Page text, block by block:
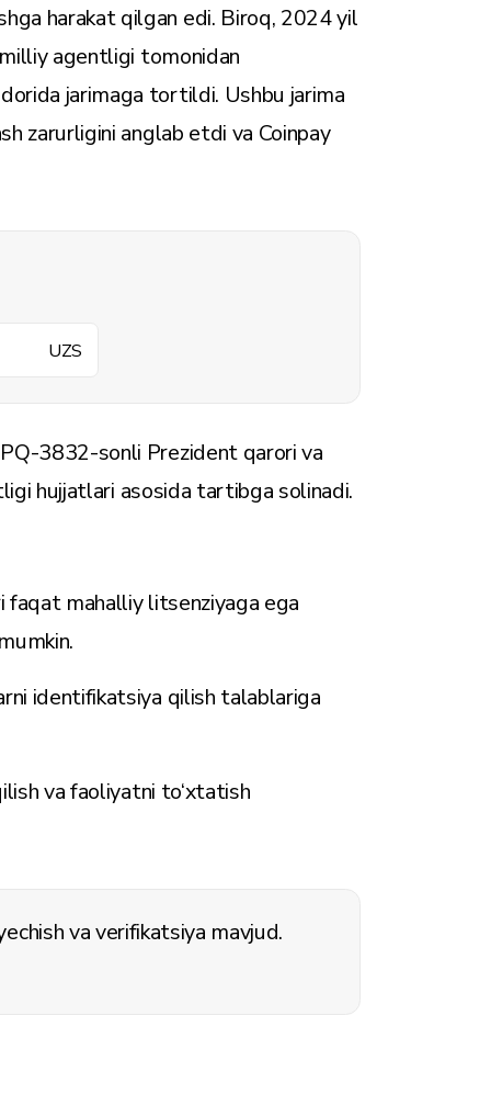
harakat qilgan edi. Biroq, 2024 yil
agentligi tomonidan
jarimaga tortildi. Ushbu jarima
zarurligini anglab etdi va Coinpay
UZS
3832-sonli Prezident qarori va
hujjatlari asosida tartibga solinadi.
faqat mahalliy litsenziyaga ega
identifikatsiya qilish talablariga
va faoliyatni to‘xtatish
va verifikatsiya mavjud.